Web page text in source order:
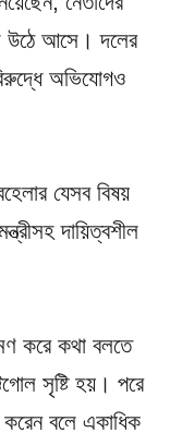
উঠে আসে। দলের
অভিযোগও
যেসব বিষয়
দায়িত্বশীল
করে কথা বলতে
সৃষ্টি হয়। পরে
করেন বলে একাধিক